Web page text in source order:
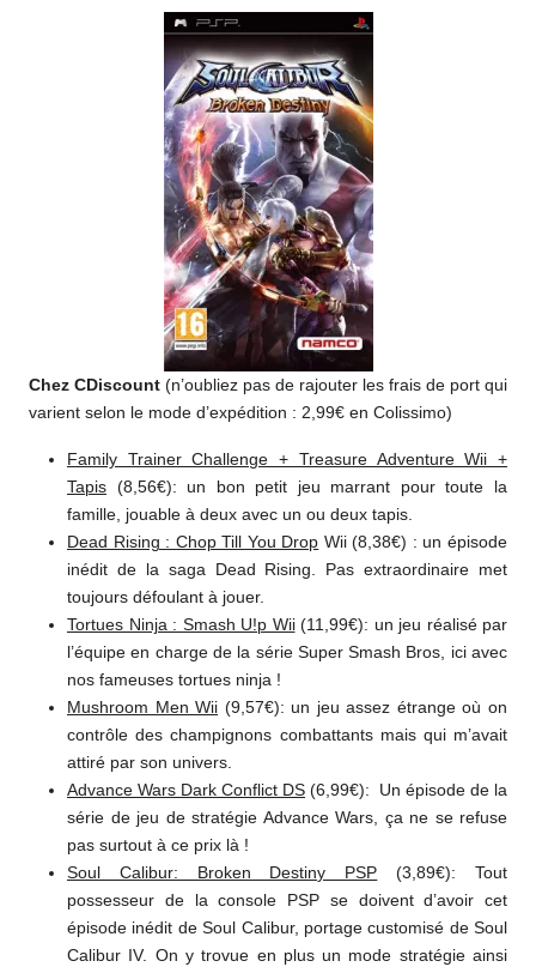
Chez CDiscount (n’oubliez pas de rajouter les frais de port qui
varient selon le mode d’expédition : 2,99€ en Colissimo)
Family Trainer Challenge + Treasure Adventure Wii +
Tapis (8,56€): un bon petit jeu marrant pour toute la
famille, jouable à deux avec un ou deux tapis.
Dead Rising : Chop Till You Drop Wii (8,38€) : un épisode
inédit de la saga Dead Rising. Pas extraordinaire met
toujours défoulant à jouer.
Tortues Ninja : Smash U!p Wii(11,99€): un jeu réalisé par
l’équipe en charge de la série Super Smash Bros, ici avec
nos fameuses tortues ninja !
Mushroom Men Wii (9,57€): un jeu assez étrange où on
contrôle des champignons combattants mais qui m’avait
attiré par son univers.
Advance Wars Dark Conflict DS (6,99€): Un épisode de la
série de jeu de stratégie Advance Wars, ça ne se refuse
pas surtout à ce prix là !
Soul Calibur: Broken Destiny PSP (3,89€): Tout
possesseur de la console PSP se doivent d’avoir cet
épisode inédit de Soul Calibur, portage customisé de Soul
Calibur IV. On y trovue en plus un mode stratégie ainsi